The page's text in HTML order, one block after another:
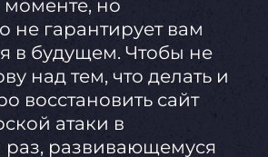
но
не гарантирует вам
в будущем. Чтобы не
над тем, что делать и
восстановить сайт
атаки в
развивающемуся